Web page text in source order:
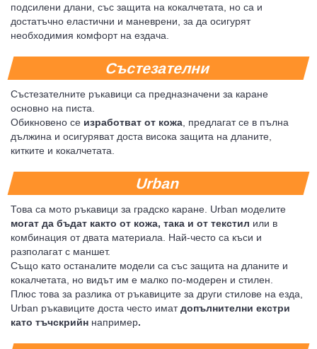
подсилени длани, със защита на кокалчетата, но са и
достатъчно еластични и маневрени, за да осигурят
необходимия комфорт на ездача.
Състезателни
Състезателните ръкавици са предназначени за каране
основно на писта.
Обикновено се изработват от кожа , предлагат се в пълна
дължина и осигуряват доста висока защита на дланите,
китките и кокалчетата.
Urban
Това са мото ръкавици за градско каране. Urban моделите
могат да бъдат както от кожа, така и от текстил или в
комбинация от двата материала. Най-често са къси и
разполагат с маншет.
Също като останалите модели са със защита на дланите и
кокалчетата, но видът им е малко по-модерен и стилен.
Плюс това за разлика от ръкавиците за други стилове на езда,
Urban ръкавиците доста често иматдопълнителни екстри
като тъчскрийн например.